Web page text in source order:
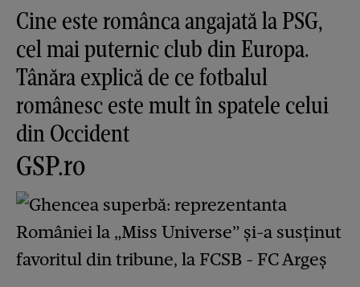
Cine este românca angajată la PSG,
cel mai puternic club din Europa.
Tânăra explică de ce fotbalul
românesc este mult în spatele celui
din Occident
GSP.ro